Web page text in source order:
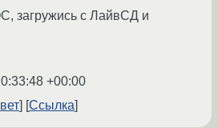
загружись с ЛайвСД и
+00:00
Ссылка